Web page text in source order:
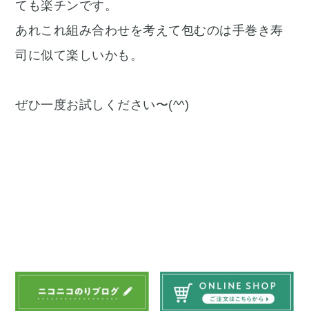
ても楽チンです。
あれこれ組み合わせを考えて包むのは手巻き寿
司に似て楽しいかも。
ぜひ一度お試しください〜(^^)